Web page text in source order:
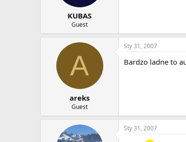
KUBAS
Guest
A
areks
Guest
Sty 31, 2007
Bardzo ladne to
Sty 31, 2007